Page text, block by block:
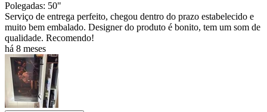
Polegadas: 50"
Serviço de entrega perfeito, chegou dentro do prazo estabelecido e
muito bem embalado. Designer do produto é bonito, tem um som de
qualidade. Recomendo!
há 8 meses